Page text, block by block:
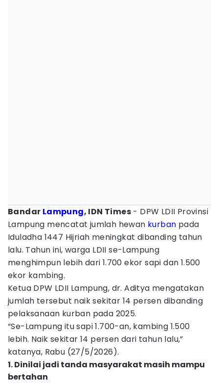
Bandar Lampung, IDN Times - DPW LDII Provinsi
Lampung mencatat jumlah hewan kurban pada
Iduladha 1447 Hijriah meningkat dibanding tahun
lalu. Tahun ini, warga LDII se-Lampung
menghimpun lebih dari 1.700 ekor sapi dan 1.500
ekor kambing.
Ketua DPW LDII Lampung, dr. Aditya mengatakan
jumlah tersebut naik sekitar 14 persen dibanding
pelaksanaan kurban pada 2025.
“Se-Lampung itu sapi 1.700-an, kambing 1.500
lebih. Naik sekitar 14 persen dari tahun lalu,”
katanya, Rabu (27/5/2026).
1. Dinilai jadi tanda masyarakat masih mampu
bertahan